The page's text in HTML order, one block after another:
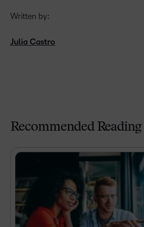
Written by:
Julia Castro
Recommended Reading